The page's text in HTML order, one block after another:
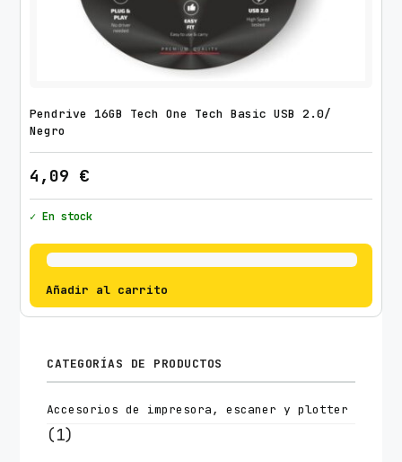
Pendrive 16GB Tech One Tech Basic USB 2.0/
Negro
4,09 €
✓ En stock
Añadir al carrito
CATEGORÍAS DE PRODUCTOS
Accesorios de impresora, escaner y plotter
(1)